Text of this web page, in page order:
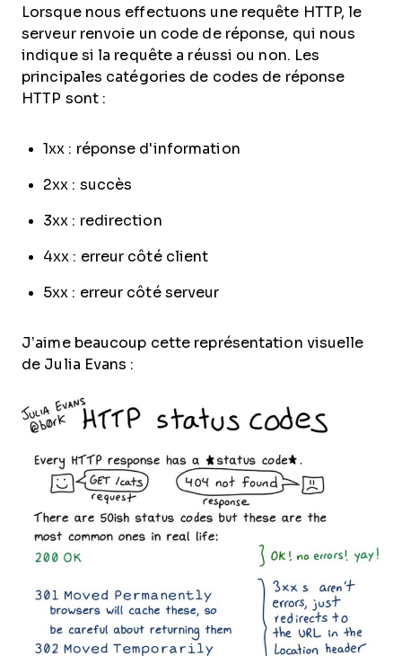
Lorsque nous effectuons une requête HTTP, le
serveur renvoie un code de réponse, qui nous
indique si la requête a réussi ou non. Les
principales catégories de codes de réponse
HTTP sont :
1xx : réponse d'information
2xx : succès
3xx : redirection
4xx : erreur côté client
5xx : erreur côté serveur
J’aime beaucoup cette représentation visuelle
de Julia Evans :